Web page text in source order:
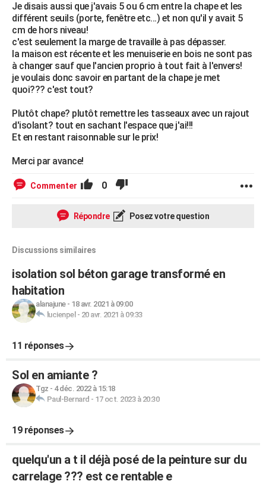
Je disais aussi que j'avais 5 ou 6 cm entre la chape et les
différent seuils (porte, fenêtre etc...) et non qu'il y avait 5
cm de hors niveau!
c'est seulement la marge de travaille à pas dépasser.
la maison est récente et les menuiserie en bois ne sont pas
à changer sauf que l'ancien proprio à tout fait à l'envers!
je voulais donc savoir en partant de la chape je met
quoi??? c'est tout?
Plutôt chape? plutôt remettre les tasseaux avec un rajout
d'isolant? tout en sachant l'espace que j'ai!!!
Et en restant raisonnable sur le prix!
Merci par avance!
Commenter 0
Répondre Posez votre question
Discussions similaires
isolation sol béton garage transformé en
habitation
alanajune- 18 avr. 2021 à 09:00
lucienpel - 20 avr. 2021 à 09:33
11 réponses
Sol en amiante ?
Tgz - 4 déc. 2022 à 15:18
Paul-Bernard - 17 oct. 2023 à 20:30
19 réponses
quelqu'un a t il déjà posé de la peinture sur du
carrelage ??? est ce rentable e